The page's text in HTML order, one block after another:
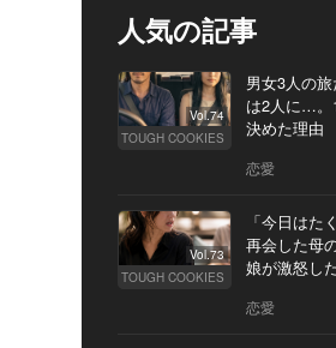
人気の記事
Vol.74
TOUGH COOKIES
男女3人の
は2人に…。
決めた理由
恋愛
Vol.73
TOUGH COOKIES
「今日はた
再会した母
娘が激怒し
恋愛